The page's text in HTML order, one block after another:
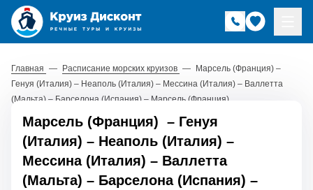
Главная — Расписание морских круизов — Марсель (Франция) –
Генуя (Италия) – Неаполь (Италия) – Мессина (Италия) – Валлетта
(Мальта) – Барселона (Испания) – Марсель (Франция)
Марсель (Франция) – Генуя
(Италия) – Неаполь (Италия) –
Мессина (Италия) – Валлетта
(Мальта) – Барселона (Испания) –